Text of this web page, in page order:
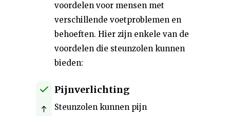
voordelen voor mensen met
verschillende voetproblemen en
behoeften. Hier zijn enkele van de
voordelen die steunzolen kunnen
bieden:
Pijnverlichting
Steunzolen kunnen pijn